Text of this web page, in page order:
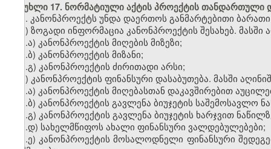
მუხლი 17. ნორმატიული აქტის პროექტის თანდართული
1. კანონპროექტს უნდა დაერთოს განმარტებითი
ა) ზოგადი ინფორმაცია კანონპროექტის შესახებ. მასში
ა.ა) კანონპროექტის მიღების მიზეზი;
ა.ბ) კანონპროექტის მიზანი;
ა.გ) კანონპროექტის ძირითადი არსი;
ბ) კანონპროექტის ფინანსური დასაბუთება. მასში
ბ.ა) კანონპროექტის მიღებასთან დაკავშირებით
ბ.ბ) კანონპროექტის გავლენა ბიუჯეტის საშემოსავლო
ბ.გ) კანონპროექტის გავლენა ბიუჯეტის ხარჯვით
ბ.დ) სახელმწიფოს ახალი ფინანსური ვალდებულებები;
ბ.ე) კანონპროექტის მოსალოდნელი ფინანსური